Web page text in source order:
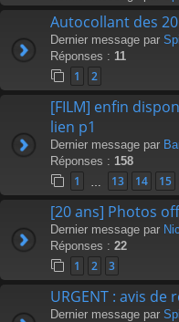
Autocollant des 20
Dernier message par
Réponses : 11
1 2
[FILM] enfin
lien p1
Dernier message par
Réponses : 158
1 13 14 15
[20 ans] Photos
Dernier message par
Réponses : 22
1 2 3
URGENT : avis de
Dernier message par